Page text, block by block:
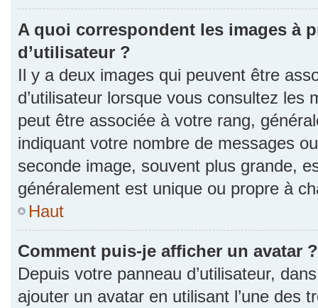
A quoi correspondent les images à
d’utilisateur ?
Il y a deux images qui peuvent être
d’utilisateur lorsque vous consultez les
peut être associée à votre rang,
indiquant votre nombre de messages
seconde image, souvent plus grande,
généralement est unique ou propre à
Haut
Comment puis-je afficher un avatar ?
Depuis votre panneau d’utilisateur,
ajouter un avatar en utilisant l’une des